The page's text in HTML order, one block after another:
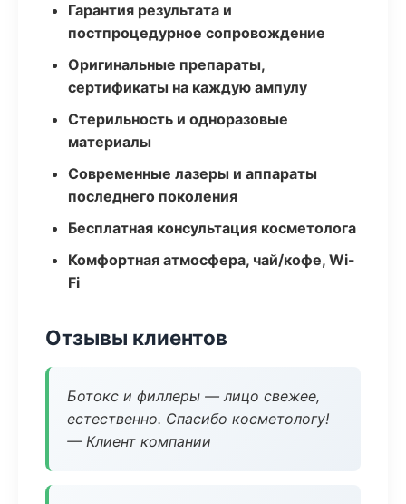
Гарантия результата и
постпроцедурное сопровождение
Оригинальные препараты,
сертификаты на каждую ампулу
Стерильность и одноразовые
материалы
Современные лазеры и аппараты
последнего поколения
Бесплатная консультация косметолога
Комфортная атмосфера, чай/кофе, Wi-
Fi
Отзывы клиентов
Ботокс и филлеры — лицо свежее,
естественно. Спасибо косметологу!
— Клиент компании